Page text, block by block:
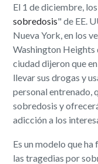
El 1 de diciembre,
sobredosis" de EE.
Nueva York, en los
Washington Heights
ciudad dijeron que
llevar sus drogas y
personal entrenado,
sobredosis y
adicción a los
Es un modelo que
las tragedias por